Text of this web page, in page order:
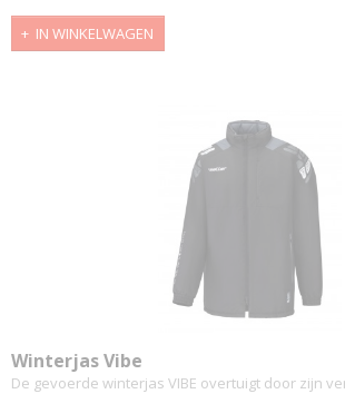
IN WINKELWAGEN
Winterjas Vibe
De gevoerde winterjas VIBE overtuigt door zijn